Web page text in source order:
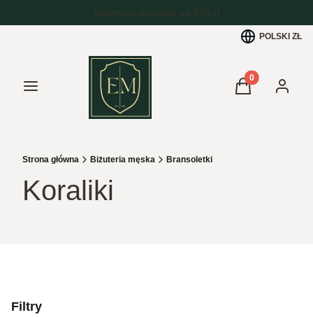
POLSKI ZŁ
Menu Produkty w
Koszyk Zaloguj
Strona główna Biżuteria męska Bransoletki
Koraliki
Filtry